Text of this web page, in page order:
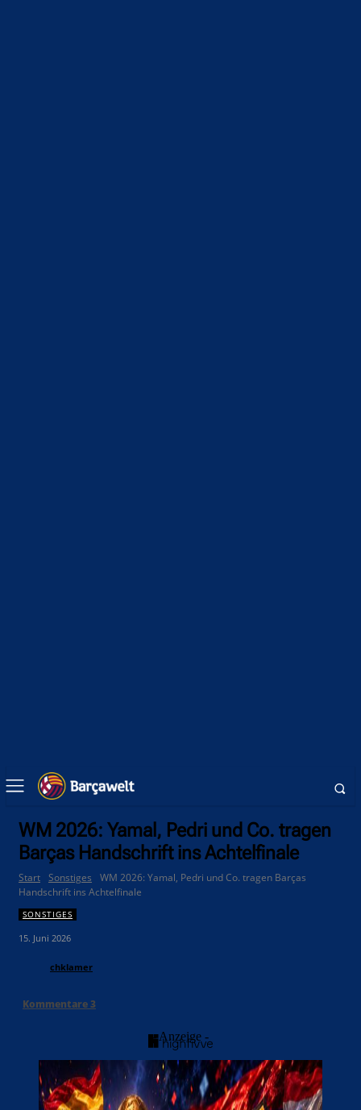
WM 2026: Yamal, Pedri und Co. tragen
Barças Handschrift ins Achtelfinale
Start Sonstiges
WM 2026: Yamal, Pedri und Co. tragen Barças
Handschrift ins Achtelfinale
SONSTIGES
15. Juni 2026
chklamer
Kommentare3
- Anzeige -